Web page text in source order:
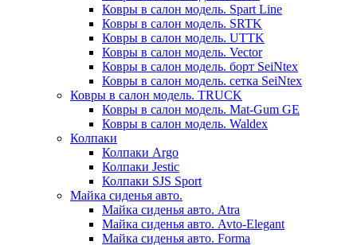
Ковры в салон модель. Spart Line
Ковры в салон модель. SRTK
Ковры в салон модель. UTTK
Ковры в салон модель. Vector
Ковры в салон модель. борт SeiNtex
Ковры в салон модель. сетка SeiNtex
Ковры в салон модель. TRUCK
Ковры в салон модель. Mat-Gum GE
Ковры в салон модель. Waldex
Колпаки
Колпаки Argo
Колпаки Jestic
Колпаки SJS Sport
Майка сиденья авто.
Майка сиденья авто. Atra
Майка сиденья авто. Avto-Elegant
Майка сиденья авто. Forma